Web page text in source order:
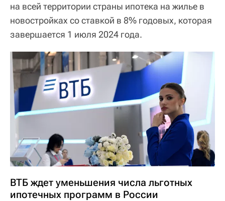
на всей территории страны ипотека на жилье в
новостройках со ставкой в 8% годовых, которая
завершается 1 июля 2024 года.
ВТБ ждет уменьшения числа льготных
ипотечных программ в России